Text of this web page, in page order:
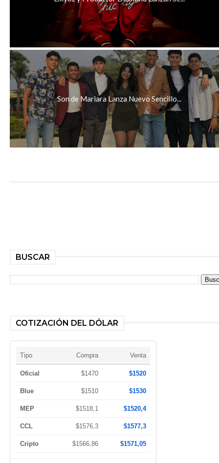
Son de Mariara Lanza Nuevo Sencillo...
BUSCAR
COTIZACIÓN DEL DÓLAR
Tipo Compra Venta
Oficial $1470 $1520
Blue $1510 $1530
MEP $1518,1 $1520,4
CCL $1576,3 $1577,3
Cripto $1566,86 $1571,05